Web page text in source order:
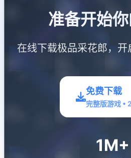
准备开始
在线下载极品采花郎，
免费下载
完整版游戏 •
1M+